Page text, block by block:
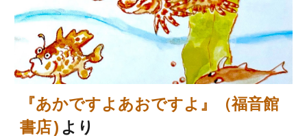
『あかですよあおですよ』（福音館
書店) より